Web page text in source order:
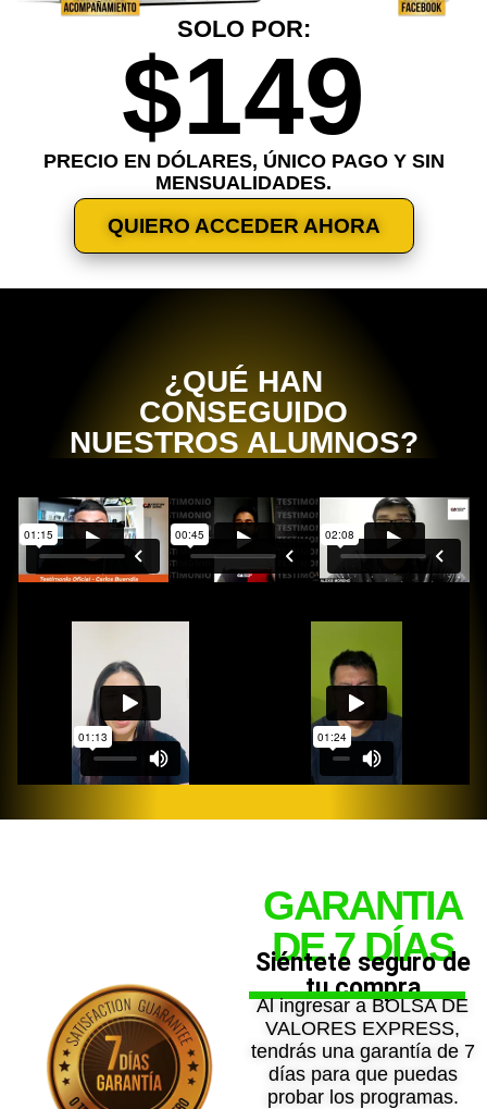
SOLO POR:
$149
PRECIO EN DÓLARES, ÚNICO PAGO Y SIN
MENSUALIDADES.
QUIERO ACCEDER AHORA
¿QUÉ HAN
CONSEGUIDO
NUESTROS ALUMNOS?
GARANTIA
DE 7 DÍAS
Siéntete seguro de
tu compra
Al ingresar a BOLSA DE
VALORES EXPRESS,
tendrás una garantía de 7
días para que puedas
probar los programas.